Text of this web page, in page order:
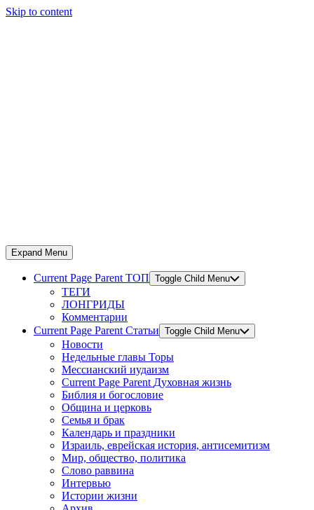
Skip to content
Expand Menu
Current Page Parent ТОП Toggle Child Menu
ТЕГИ
ЛОНГРИДЫ
Комментарии
Current Page Parent Статьи Toggle Child Menu
Новости
Недельные главы Торы
Мессианский иудаизм
Current Page Parent Духовная жизнь
Библия и богословие
Община и церковь
Семья и брак
Календарь и праздники
Израиль, еврейская история, антисемитизм
Мир, общество, политика
Слово раввина
Интервью
Истории жизни